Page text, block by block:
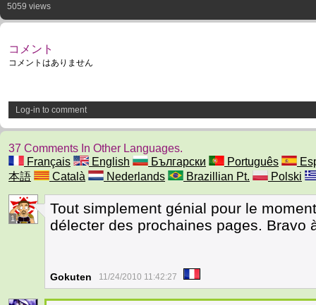
5059 views
コメント
コメントはありません
Log-in to comment
37 Comments In Other Languages.
Français
English Български Português
本語
Català Nederlands Brazillian Pt. Polski
1
Tout simplement génial pour le
délecter des prochaines pages. Bravo
Gokuten 11/24/2010 11:42:27